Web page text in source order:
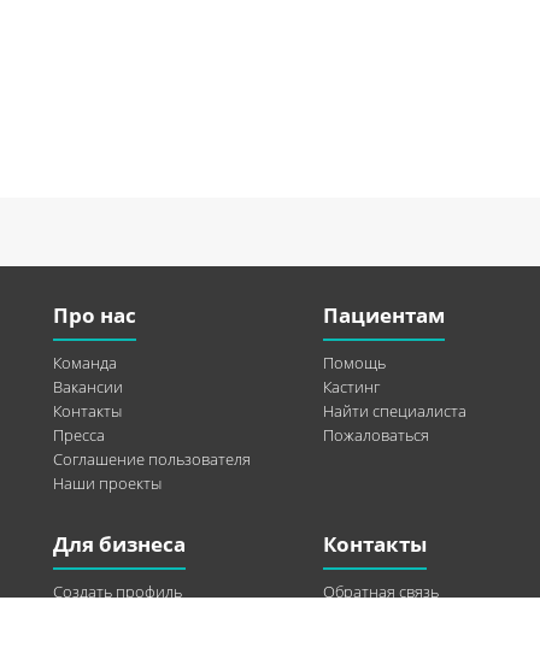
Про нас
Команда
Вакансии
Контакты
Пресса
Соглашение пользователя
Наши проекты
Пациентам
Помощь
Кастинг
Найти специалиста
Пожаловаться
Для бизнеса
Создать профиль
Контакты
Обратная связь